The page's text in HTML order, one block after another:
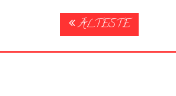
Posts
navigation
ÄLTESTE